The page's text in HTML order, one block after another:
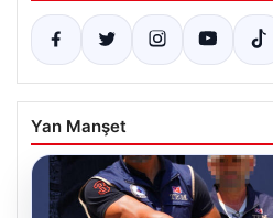
Yan Manşet